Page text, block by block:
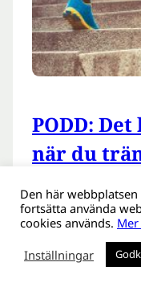
PODD:
när du
2016-11-23
Vad är det
när vi tränar? I
vid Lunds
träningens
Den här
fortsätta använda
cookies används.
Inställningar